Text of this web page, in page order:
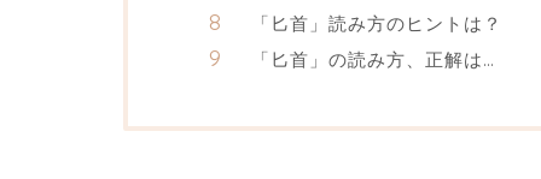
「匕首」読み方のヒントは？
「匕首」の読み方、正解は…